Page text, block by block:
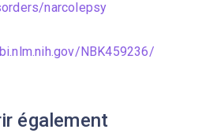
narcolepsy
NBK459236/
également